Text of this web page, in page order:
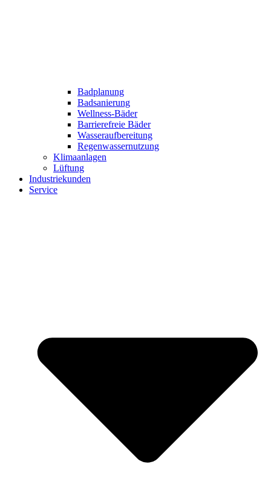
Badplanung
Badsanierung
Wellness-Bäder
Barrierefreie Bäder
Wasseraufbereitung
Regenwassernutzung
Klimaanlagen
Lüftung
Industriekunden
Service